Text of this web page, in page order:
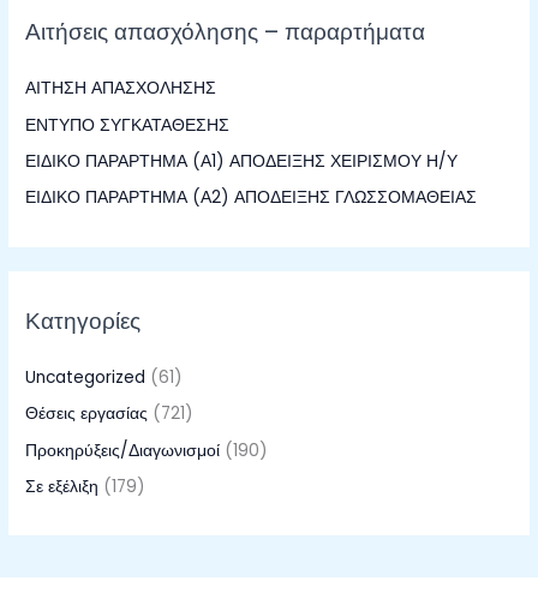
ι
α
Αιτήσεις απασχόλησης – παραρτήματα
ΑΙΤΗΣΗ ΑΠΑΣΧΟΛΗΣΗΣ
ΕΝΤΥΠΟ ΣΥΓΚΑΤΑΘΕΣΗΣ
ΕΙΔΙΚΟ ΠΑΡΑΡΤΗΜΑ (Α1) ΑΠΟΔΕΙΞΗΣ ΧΕΙΡΙΣΜΟΥ Η/Υ
ΕΙΔΙΚΟ ΠΑΡΑΡΤΗΜΑ (Α2) ΑΠΟΔΕΙΞΗΣ ΓΛΩΣΣΟΜΑΘΕΙΑΣ
Κατηγορίες
Uncategorized (61)
Θέσεις εργασίας (721)
Προκηρύξεις/Διαγωνισμοί (190)
Σε εξέλιξη (179)